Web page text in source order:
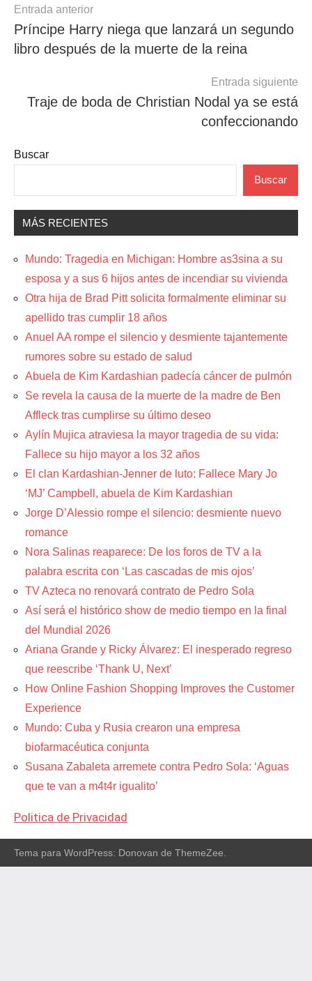
Navegación
de
entradas
Entrada anterior
Príncipe Harry niega que lanzará un segundo
libro después de la muerte de la reina
Entrada siguiente
Traje de boda de Christian Nodal ya se está
confeccionando
Buscar
Buscar
MÁS RECIENTES
Mundo: Tragedia en Michigan: Hombre as3sina a su
esposa y a sus 6 hijos antes de incendiar su vivienda
Otra hija de Brad Pitt solicita formalmente eliminar su
apellido tras cumplir 18 años
Anuel AA rompe el silencio y desmiente tajantemente
rumores sobre su estado de salud
Abuela de Kim Kardashian padecía cáncer de pulmón
Se revela la causa de la muerte de la madre de Ben
Affleck tras cumplirse su último deseo
Aylín Mujica atraviesa la mayor tragedia de su vida:
Fallece su hijo mayor a los 32 años
El clan Kardashian-Jenner de luto: Fallece Mary Jo
‘MJ’ Campbell, abuela de Kim Kardashian
Jorge D’Alessio rompe el silencio: desmiente nuevo
romance
Nora Salinas reaparece: De los foros de TV a la
palabra escrita con ‘Las cascadas de mis ojos’
TV Azteca no renovará contrato de Pedro Sola
Así será el histórico show de medio tiempo en la final
del Mundial 2026
Ariana Grande y Ricky Álvarez: El inesperado regreso
que reescribe ‘Thank U, Next’
How Online Fashion Shopping Improves the Customer
Experience
Mundo: Cuba y Rusia crearon una empresa
biofarmacéutica conjunta
Susana Zabaleta arremete contra Pedro Sola: ‘Aguas
que te van a m4t4r igualito’
Politica de Privacidad
Tema para WordPress: Donovan de ThemeZee.